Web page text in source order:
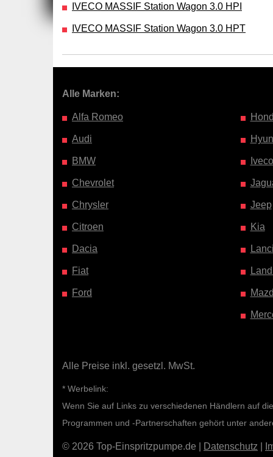
IVECO MASSIF Station Wagon 3.0 HPI
IVECO MASSIF Station Wagon 3.0 HPT
Alle Marken:
Alfa Romeo
Audi
BMW
Chevrolet
Chrysler
Citroen
Dacia
Fiat
Ford
Iveco
Jeep
Kia
Alle Preise inkl. gesetzl. MwSt.
* Werbelink:
Wenn Sie auf Links zu verschiedenen Händlern auf
Programmen und -Partnerschaften gehört unter
© 2026 Top-Einspritzpumpe.de | Datenschutz